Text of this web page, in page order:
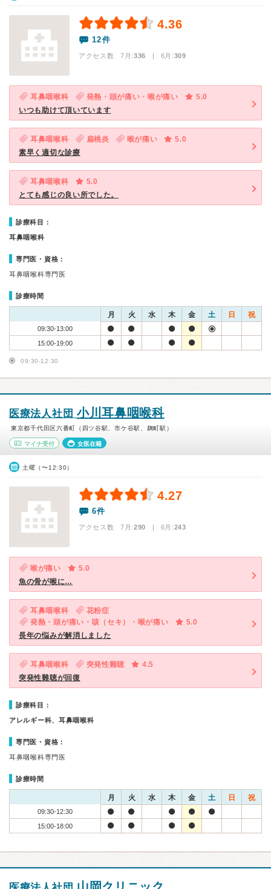
4.36
12件
アクセス数 7月:336 | 6月:309
耳鼻咽喉科 発熱・頭が痛い・喉が痛い
5.0
いつも助けて頂いています
耳鼻咽喉科 扁桃炎 喉が痛い
5.0
素早く適切な診療
耳鼻咽喉科
5.0
とても感じの良い所でした。
診療科目：
耳鼻咽喉科
専門医・資格：
耳鼻咽喉科専門医
診療時間
月 火 水 木 金 土 日 祝
09:30-13:00
15:00-19:00
09:30-12:30
医療法人社団 小川耳鼻咽喉科
東京都千代田区六番町（四ツ谷駅、市ケ谷駅、麹町駅）
マイナ受付 女医在籍
土曜（〜12:30）
4.27
6件
アクセス数 7月:290 | 6月:243
喉が痛い
5.0
魚の骨が喉に…
耳鼻咽喉科
花粉症
発熱・頭が痛い・咳（セキ）・喉が痛い
5.0
長年の悩みが解消しました
耳鼻咽喉科 突発性難聴
4.5
突発性難聴が回復
診療科目：
アレルギー科、耳鼻咽喉科
専門医・資格：
耳鼻咽喉科専門医
診療時間
月 火 水 木 金 土 日 祝
09:30-12:30
15:00-18:00